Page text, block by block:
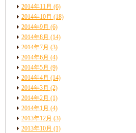
2014年11月 (6)
2014年10月 (18)
2014年9月 (6)
2014年8月 (14)
2014年7月 (3)
2014年6月 (4)
2014年5月 (9)
2014年4月 (14)
2014年3月 (2)
2014年2月 (1)
2014年1月 (4)
2013年12月 (3)
2013年10月 (1)